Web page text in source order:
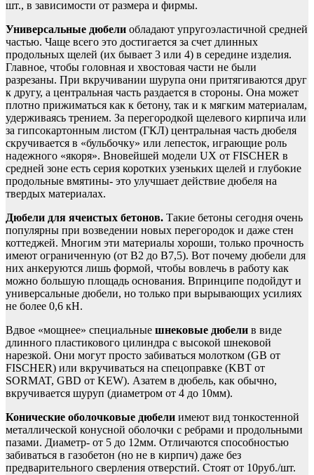
шт., в зависимости от размера и фирмы.
Универсальные дюбели обладают упругоэластичной средней
частью. Чаще всего это достигается за счет длинных
продольных щелей (их бывает 3 или 4) в середине изделия.
Главное, чтобы головная и хвостовая части не были
разрезаны. При вкручивании шурупа они притягиваются друг
к другу, а центральная часть раздается в стороны. Она может
плотно прижиматься как к бетону, так и к мягким материалам,
удерживаясь трением. За перегородкой щелевого кирпича или
за гипсокартонным листом (ГКЛ) центральная часть дюбеля
скручивается в «бульбочку» или лепесток, играющие роль
надежного «якоря». Вновейшей модели UX от FISCHER в
средней зоне есть серия коротких узеньких щелей и глубокие
продольные вмятины- это улучшает действие дюбеля на
твердых материалах.
Дюбели для ячеистых бетонов. Такие бетоны сегодня очень
популярны при возведении новых перегородок и даже стен
коттеджей. Многим эти материалы хороши, только прочность
имеют ограниченную (от В2 до В7,5). Вот почему дюбели для
них анкеруются лишь формой, чтобы вовлечь в работу как
можно большую площадь основания. Впринципе подойдут и
универсальные дюбели, но только при вырывающих усилиях
не более 0,6 кН.
Вдвое «мощнее» специальные шнековые дюбели в виде
длинного пластикового цилиндра с высокой шнековой
нарезкой. Они могут просто забиваться молотком (GB от
FISCHER) или вкручиваться на спецоправке (KBT от
SORMAT, GBD от KEW). Азатем в дюбель, как обычно,
вкручивается шуруп (диаметром от 4 до 10мм).
Конические оболочковые дюбели имеют вид тонкостенной
металлической конусной оболочки с ребрами и продольными
пазами. Диаметр- от 5 до 12мм. Отличаются способностью
забиваться в газобетон (но не в кирпич) даже без
предварительного сверления отверстий. Стоят от 10руб./шт.